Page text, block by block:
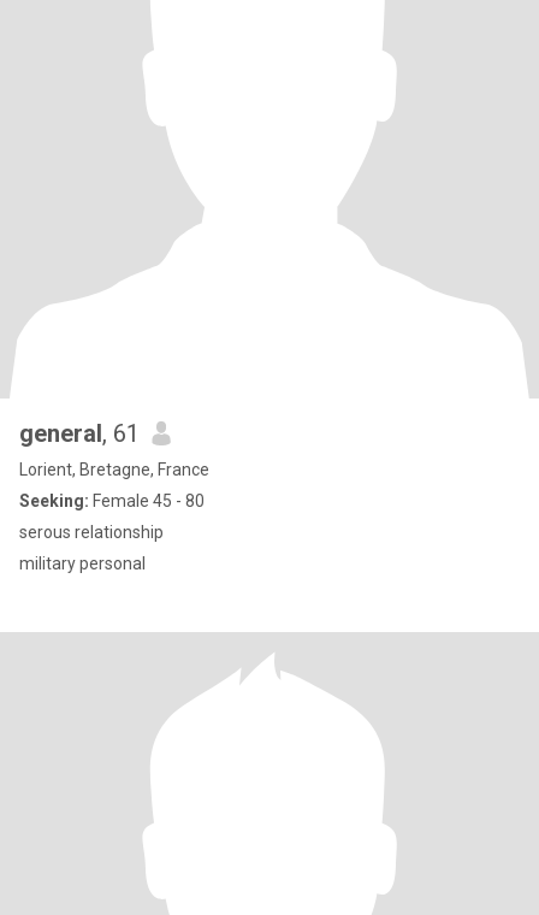
general, 61
Lorient, Bretagne, France
Seeking: Female 45 - 80
serous relationship
military personal